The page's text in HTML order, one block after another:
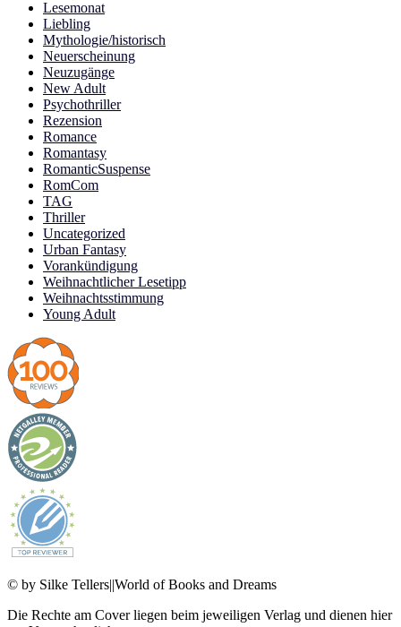
Lesemonat
Liebling
Mythologie/historisch
Neuerscheinung
Neuzugänge
New Adult
Psychothriller
Rezension
Romance
Romantasy
RomanticSuspense
RomCom
TAG
Thriller
Uncategorized
Urban Fantasy
Vorankündigung
Weihnachtlicher Lesetipp
Weihnachtsstimmung
Young Adult
© by Silke Tellers||World of Books and Dreams
Die Rechte am Cover liegen beim jeweiligen Verlag und dienen hier